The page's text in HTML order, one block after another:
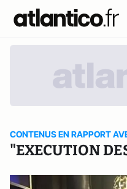
CONTENUS EN RAPPORT
"EXECUTION